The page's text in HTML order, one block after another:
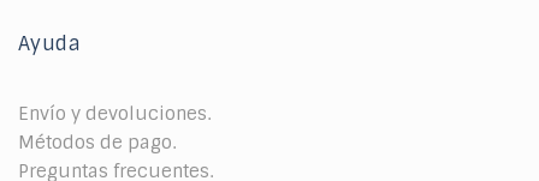
Ayuda
Envío y devoluciones.
Métodos de pago.
Preguntas frecuentes.